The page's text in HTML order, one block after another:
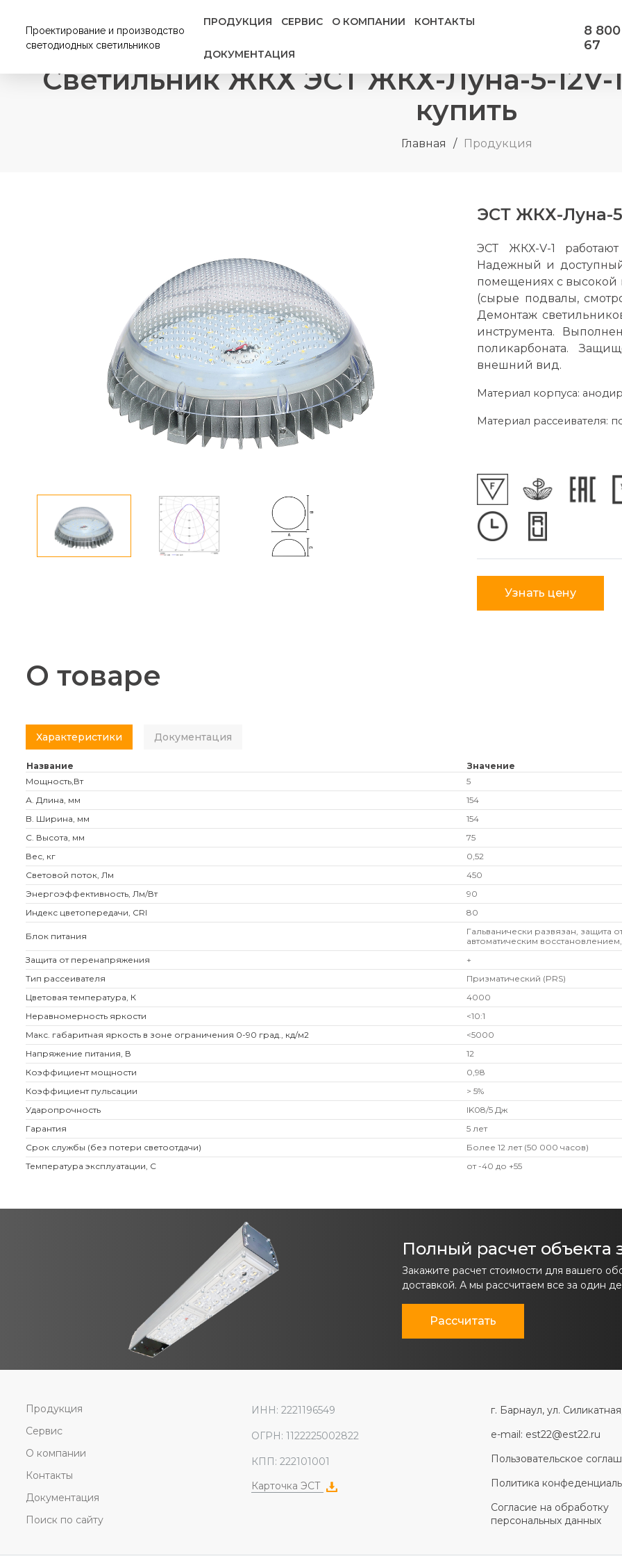
Проектирование и производство
светодиодных светильников
ПРОДУКЦИЯ СЕРВИС О КОМПАНИИ КОНТАКТЫ
ДОКУМЕНТАЦИЯ
8 800
67
Светильник ЖКХ ЭСТ ЖКХ-Луна-5-12V-
купить
Главная / Продукция
ЭСТ ЖКХ-Луна-
ЭСТ ЖКХ-V-1
Надежный и
помещениях с высокой
(сырые подвалы,
Демонтаж
инструмента.
поликарбоната.
внешний вид.
Материал корпуса:
Материал рассеивателя:
Узнать цену
О товаре
Характеристики Документация
Название
Значение
Мощность,Вт
5
А. Длина, мм
154
B. Ширина, мм
154
C. Высота, мм
75
Вес, кг
0,52
Световой поток, Лм
450
Энергоэффективность, Лм/Вт
90
Индекс цветопередачи, CRI
80
Блок питания
Гальванически развязан, защита
автоматическим
Защита от перенапряжения
+
Тип рассеивателя
Призматический (PRS)
Цветовая температура, К
4000
Неравномерность яркости
<10:1
Макс. габаритная яркость в зоне ограничения 0-90 град., кд/м2
<5000
Напряжение питания, В
12
Коэффициент мощности
0,98
Коэффициент пульсации
> 5%
Ударопрочность
IK08/5 Дж
Гарантия
5 лет
Срок службы (без потери светоотдачи)
Более 12 лет (50 000 часов)
Температура эксплуатации, С
от -40 до +55
Полный расчет объекта
Закажите расчет стоимости для вашего
доставкой. А мы рассчитаем все за один
Рассчитать
Продукция
Сервис
О компании
Контакты
Документация
Поиск по сайту
ИНН: 2221196549
ОГРН: 1122225002822
КПП: 222101001
Карточка ЭСТ
г. Барнаул, ул.
e-mail: est22@est22.ru
Пользовательское
Политика
Согласие на обработку
персональных данных